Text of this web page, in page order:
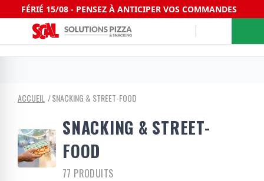
FÉRIÉ 15/08 - PENSEZ À ANTICIPER VOS COMMANDES
ACCUEIL SNACKING & STREET-FOOD
SNACKING & STREET-
FOOD
77 PRODUITS